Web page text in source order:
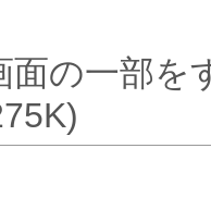
の一部を